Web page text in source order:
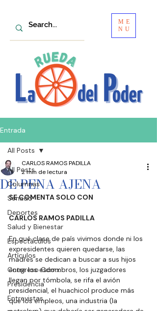
ME
NU
Entrada
All Posts
Columnas
Senado
Deportes
Salud y Bienestar
Espectáculos
Artículos
Congreso Cdmx
Presidencia
Entrevistas
All Posts
DE PENA AJENA
CARLOS RAMOS PADILLA
2 min de lectura
SE COMENTA SOLO CON
CARLOS RAMOS PADILLA
En qué clase de país vivimos donde ni los
expresidentes quieren quedarse, las
madres se dedican a buscar a sus hijos
entre los escombros, los juzgadores
llegan por tómbola, se rifa el avión
presidencial, el huachicol produce más
que los empleos, una industria (la